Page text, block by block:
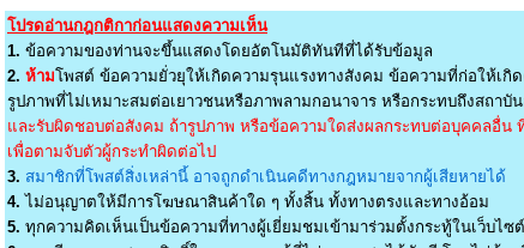
โปรดอ่านกฎกติกาก่อนแสดงความเห็น
1. ข้อความของท่านจะขึ้นแสดงโดยอัตโนมัติทันทีที่ได้รับข้อมูล
2. ห้ามโพสต์ ข้อความยั่วยุให้เกิดความรุนแรงทางสังคม ข้อความที่ก่อให้เกิ
รูปภาพที่ไม่เหมาะสมต่อเยาวชนหรือภาพลามกอนาจาร หรือกระทบถึงสถาบั
และรับผิดชอบต่อสังคม ถ้ารูปภาพ หรือข้อความใดส่งผลกระทบต่อบุคคลอื่น
เพื่อตามจับตัวผู้กระทำผิดต่อไป
3. สมาชิกที่โพสต์สิ่งเหล่านี้ อาจถูกดำเนินคดีทางกฎหมายจากผู้เสียหายได้
4. ไม่อนุญาตให้มีการโฆษณาสินค้าใด ๆ ทั้งสิ้น ทั้งทางตรงและทางอ้อม
5. ทุกความคิดเห็นเป็นข้อความที่ทางผู้เยี่ยมชมเข้ามาร่วมตั้งกระทู้ในเว็บไซ